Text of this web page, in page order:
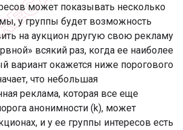
может показывать несколько
у группы будет возможность
на аукцион другую свою рекламу
всякий раз, когда ее наиболее
вариант окажется ниже порогового
что небольшая
реклама, которая все еще
анонимности (k), может
и у ее группы интересов есть